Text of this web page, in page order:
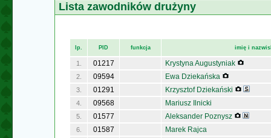
Lista zawodników drużyny
lp. PID funkcja imię i
1. 01217 Krystyna Augustyniak
2. 09594 Ewa Dziekańska
3. 01291 Krzysztof Dziekański
4. 09568 Mariusz Ilnicki
5. 01577 Aleksander Poznysz
6. 01587 Marek Rajca